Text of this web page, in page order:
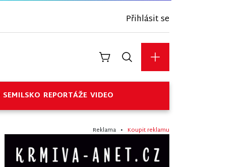
Přihlásit se
SEMILSKO REPORTÁŽE VIDEO
Reklama • Koupit reklamu